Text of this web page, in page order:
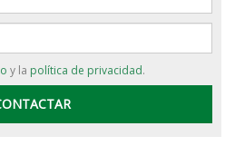
y la política de privacidad.